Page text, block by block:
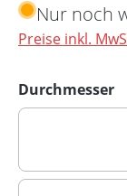
Nur noch
Preise inkl.
Durchmesser